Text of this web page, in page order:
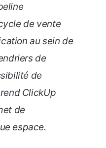
de vente
au sein de
de
de
ClickUp
de
espace.